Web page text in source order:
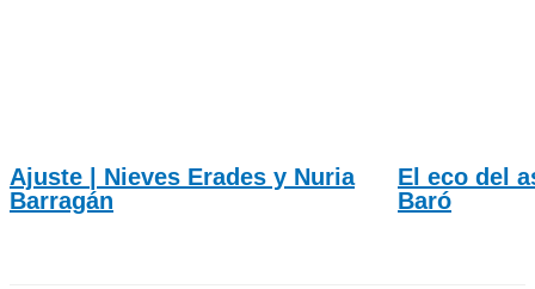
Ajuste | Nieves Erades y Nuria
Barragán
El eco del
Baró